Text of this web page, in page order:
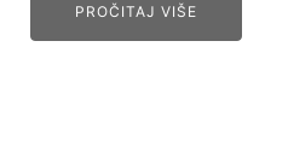
PROČITAJ VIŠE